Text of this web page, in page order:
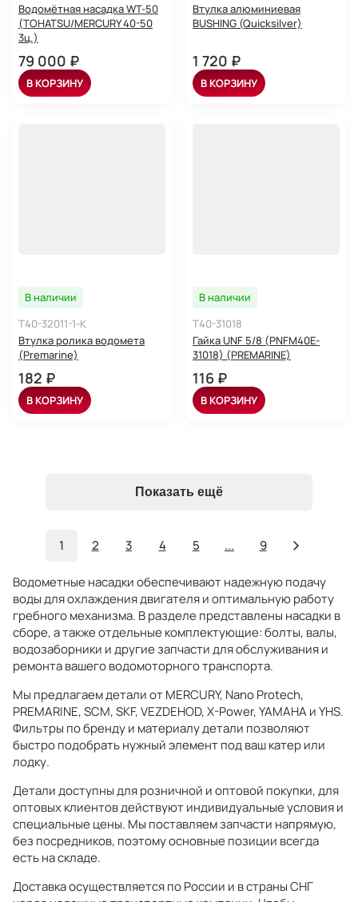
Водомётная насадка WT-50
(TOHATSU/MERCURY 40-50
3ц.)
79 000 ₽
В КОРЗИНУ
Втулка алюминиевая
BUSHING (Quicksilver)
1 720 ₽
В КОРЗИНУ
В наличии
T40-32011-1-K
Втулка ролика водомета
(Premarine)
182 ₽
В КОРЗИНУ
В наличии
T40-31018
Гайка UNF 5/8 (PNFM40E-
31018) (PREMARINE)
116 ₽
В КОРЗИНУ
Показать ещё
1 2 3 4 5 ... 9
Водометные насадки обеспечивают надежную подачу
воды для охлаждения двигателя и оптимальную работу
гребного механизма. В разделе представлены насадки в
сборе, а также отдельные комплектующие: болты, валы,
водозаборники и другие запчасти для обслуживания и
ремонта вашего водомоторного транспорта.
Мы предлагаем детали от MERCURY, Nano Protech,
PREMARINE, SCM, SKF, VEZDEHOD, X-Power, YAMAHA и YHS.
Фильтры по бренду и материалу детали позволяют
быстро подобрать нужный элемент под ваш катер или
лодку.
Детали доступны для розничной и оптовой покупки, для
оптовых клиентов действуют индивидуальные условия и
специальные цены. Мы поставляем запчасти напрямую,
без посредников, поэтому основные позиции всегда
есть на складе.
Доставка осуществляется по России и в страны СНГ